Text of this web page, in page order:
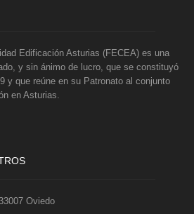
Edificación Asturias (FECEA) es una
y sin ánimo de lucro, que se constituyó
y que reúne en su Patronato al conjunto
en Asturias.
Oviedo